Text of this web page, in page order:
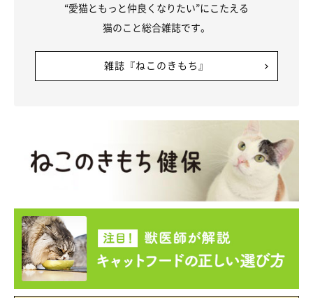
“愛猫ともっと仲良くなりたい”にこたえる
猫のこと総合雑誌です。
雑誌『ねこのきもち』